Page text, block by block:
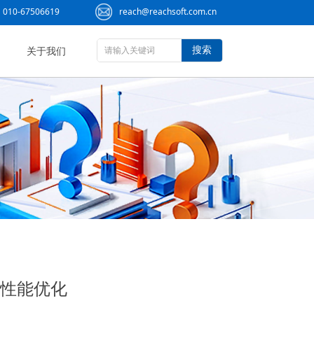
关于我们 搜索
010-67506619 reach@reachsoft.com.cn
能优化